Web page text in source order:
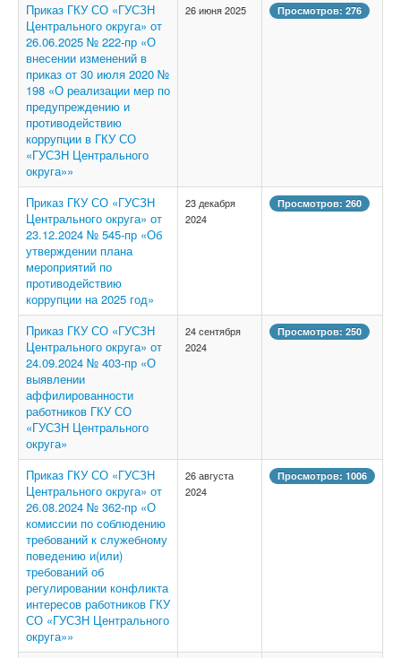
Приказ ГКУ СО «ГУСЗН
Центрального округа» от
26.06.2025 № 222-пр «О
внесении изменений в
приказ от 30 июля 2020 №
198 «О реализации мер по
предупреждению и
противодействию
коррупции в ГКУ СО
«ГУСЗН Центрального
округа»»
26 июня 2025 Просмотров: 276
Приказ ГКУ СО «ГУСЗН
Центрального округа» от
23.12.2024 № 545-пр «Об
утверждении плана
мероприятий по
противодействию
коррупции на 2025 год»
23 декабря
2024
Просмотров: 260
Приказ ГКУ СО «ГУСЗН
Центрального округа» от
24.09.2024 № 403-пр «О
выявлении
аффилированности
работников ГКУ СО
«ГУСЗН Центрального
округа»
24 сентября
2024
Просмотров: 250
Приказ ГКУ СО «ГУСЗН
Центрального округа» от
26.08.2024 № 362-пр «О
комиссии по соблюдению
требований к служебному
поведению и(или)
требований об
регулировании конфликта
интересов работников ГКУ
СО «ГУСЗН Центрального
округа»»
26 августа
2024
Просмотров: 1006